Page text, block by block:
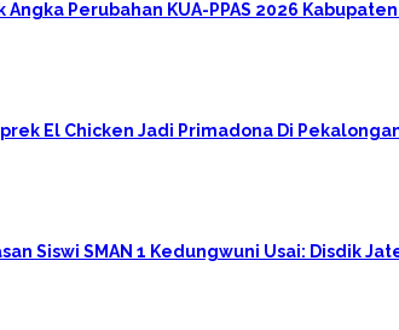
Perubahan KUA-PPAS 2026
El Chicken Jadi Primadona Di
Siswi SMAN 1 Kedungwuni Usai: Disdik